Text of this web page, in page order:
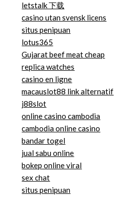
letstalk 下载
casino utan svensk licens
situs penipuan
lotus365
Gujarat beef meat cheap
replica watches
casino en ligne
macauslot88 link alternatif
j88slot
online casino cambodia
cambodia online casino
bandar togel
jual sabu online
bokep online viral
sex chat
situs penipuan